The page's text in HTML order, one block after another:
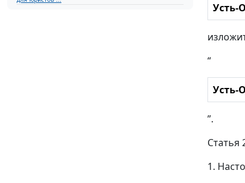
Усть-
“
Усть-
”.
Статья
1.